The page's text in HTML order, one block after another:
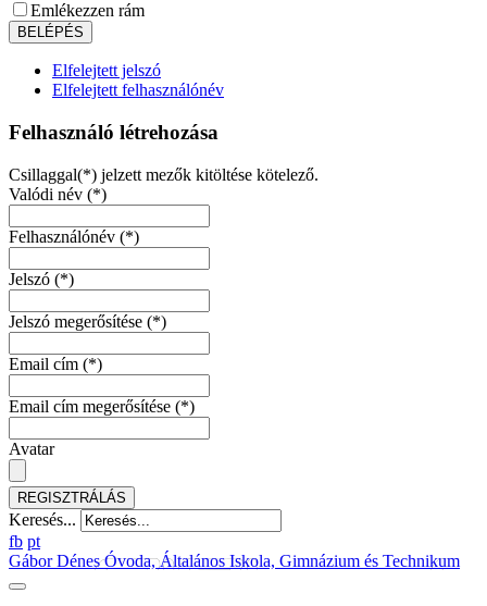
Emlékezzen rám
Elfelejtett jelszó
Elfelejtett felhasználónév
Felhasználó létrehozása
Csillaggal(*) jelzett mezők kitöltése kötelező.
Valódi név (*)
Felhasználónév (*)
Jelszó (*)
Jelszó megerősítése (*)
Email cím (*)
Email cím megerősítése (*)
Avatar
REGISZTRÁLÁS
Keresés...
fb pt
Gábor Dénes Óvoda, Általános Iskola, Gimnázium és Technikum